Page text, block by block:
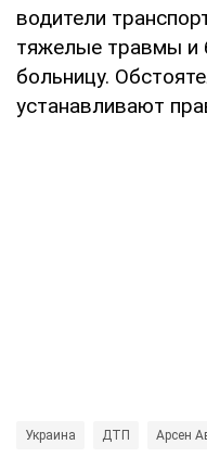
водители
тяжелые травмы и
больницу.
устанавливают
Украина ДТП Арсен